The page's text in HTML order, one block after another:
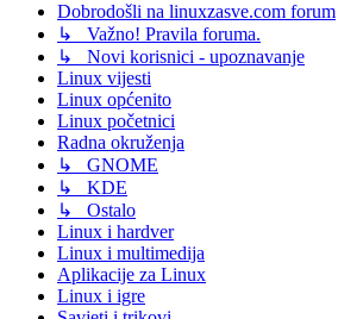
Dobrodošli na linuxzasve.com forum
↳ Važno! Pravila foruma.
↳ Novi korisnici - upoznavanje
Linux vijesti
Linux općenito
Linux početnici
Radna okruženja
↳ GNOME
↳ KDE
↳ Ostalo
Linux i hardver
Linux i multimedija
Aplikacije za Linux
Linux i igre